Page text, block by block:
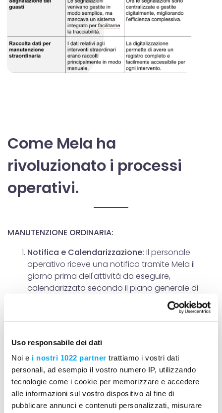
Uso responsabile dei dati
Noi e i nostri 1022 partner trattiamo i vostri dati
personali, ad esempio il vostro numero IP, utilizzando
tecnologie come i cookie per memorizzare e accedere
alle informazioni sul vostro dispositivo al fine di
pubblicare annunci e contenuti personalizzati, misurare
Come Mela ha
rivoluzionato i processi
operativi.
MANUTENZIONE ORDINARIA:
Notifica e Calendarizzazione: Il personale
operativo riceve una notifica tramite Mela il
giorno prima dell'attività da eseguire,
calendarizzata secondo il piano generale di
Esecuzione e Tracciamento:Durante
rapportini, indicando le ore lavorate e i materiali
utilizzati.
MANUTENZIONE STRAORDINARIA: